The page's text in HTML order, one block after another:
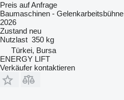
Preis auf Anfrage
Baumaschinen - Gelenkarbeitsbühne
2026
Zustand neu
Nutzlast 350 kg
Türkei, Bursa
ENERGY LIFT
Verkäufer kontaktieren